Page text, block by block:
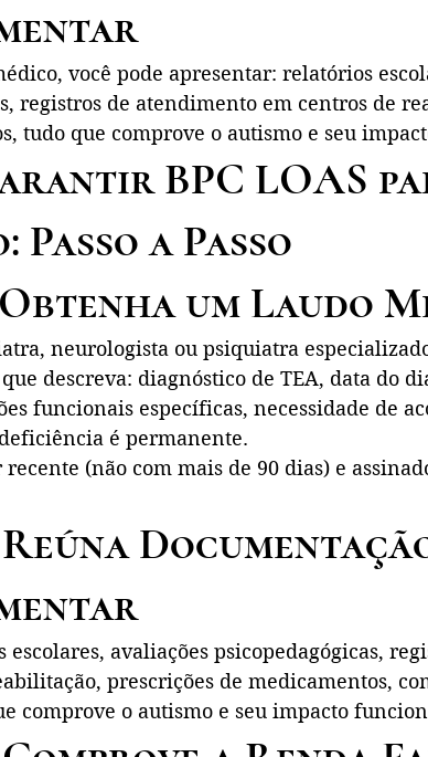
você pode apresentar: relatórios
registros de atendimento em centros de
tudo que comprove o autismo e seu
BPC LOAS
Passo a Passo
Obtenha um Laudo
neurologista ou psiquiatra
descreva: diagnóstico de TEA, data do
funcionais específicas, necessidade de
é permanente.
recente (não com mais de 90 dias) e
Reúna
escolares, avaliações psicopedagógicas,
prescrições de medicamentos,
comprove o autismo e seu impacto